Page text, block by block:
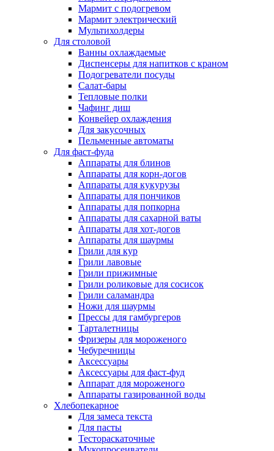
Мармит с подогревом
Мармит электрический
Мультихолдеры
Для столовой
Ванны охлаждаемые
Диспенсеры для напитков с краном
Подогреватели посуды
Салат-бары
Тепловые полки
Чафинг диш
Конвейер охлаждения
Для закусочных
Пельменные автоматы
Для фаст-фуда
Аппараты для блинов
Аппараты для корн-догов
Аппараты для кукурузы
Аппараты для пончиков
Аппараты для попкорна
Аппараты для сахарной ваты
Аппараты для хот-догов
Аппараты для шаурмы
Грили для кур
Грили лавовые
Грили прижимные
Грили роликовые для сосисок
Грили саламандра
Ножи для шаурмы
Прессы для гамбургеров
Тарталетницы
Фризеры для мороженого
Чебуречницы
Аксессуары
Аксессуары для фаст-фуд
Аппарат для мороженого
Аппараты газированной воды
Хлебопекарное
Для замеса текста
Для пасты
Тестораскаточные